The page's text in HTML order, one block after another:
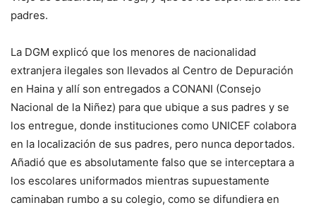
padres.
La DGM explicó que los menores de nacionalidad
extranjera ilegales son llevados al Centro de Depuración
en Haina y allí son entregados a CONANI (Consejo
Nacional de la Niñez) para que ubique a sus padres y se
los entregue, donde instituciones como UNICEF colabora
en la localización de sus padres, pero nunca deportados.
Añadió que es absolutamente falso que se interceptara a
los escolares uniformados mientras supuestamente
caminaban rumbo a su colegio, como se difundiera en